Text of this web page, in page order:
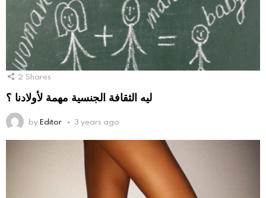
2 Shares
ليه الثقافة الجنسية مهمة لأولادنا ؟
byEditor 3 years ago